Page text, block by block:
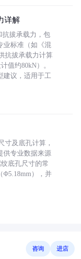
详解
抗拔承载力，包
业标准（如《混
抗拔承载力计算
值约80kN）。
建议，适用于工
寸及底孔计算，
供专业数据来源
纹底孔尺寸的常
Φ5.18mm），并
咨询 进店